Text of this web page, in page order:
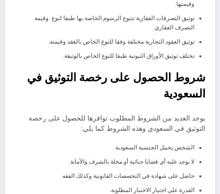
وقيمتها.
توثيق التصرفات العقارية تتنوع الرسوم الخاصة بها طبقا لنوع وقيمة
التصرف العقاري.
توثيق العقود التجارية مختلفة وفقا للنوع الخاص بالعقد وقيمته.
تختلف توثيق الأوراق الثبوتية طبقا للنوع الخاص بالوثيقة.
شروط الحصول على رخصة التوثيق في
السعودية
يوجد العديد من الشروط المطلوب توافرها للحصول على رخصة
التوثيق في السعودي وهذه الشروط كما يلي:
الشخص يحمل الجنسية السعودية.
لا يوجد عليه أي قضايا جنائية أو مخلة بالشرف والأمانة.
حاصل على شهادة في التخصصات القانونية وكذلك الفقه.
القدرة على اجتياز الاختبار المطلوبة.